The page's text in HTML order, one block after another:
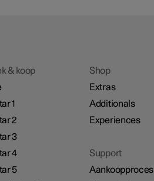
& koop
1
2
3
4
5
Shop
Extras
Additionals
Experiences
Support
Aankoopproces